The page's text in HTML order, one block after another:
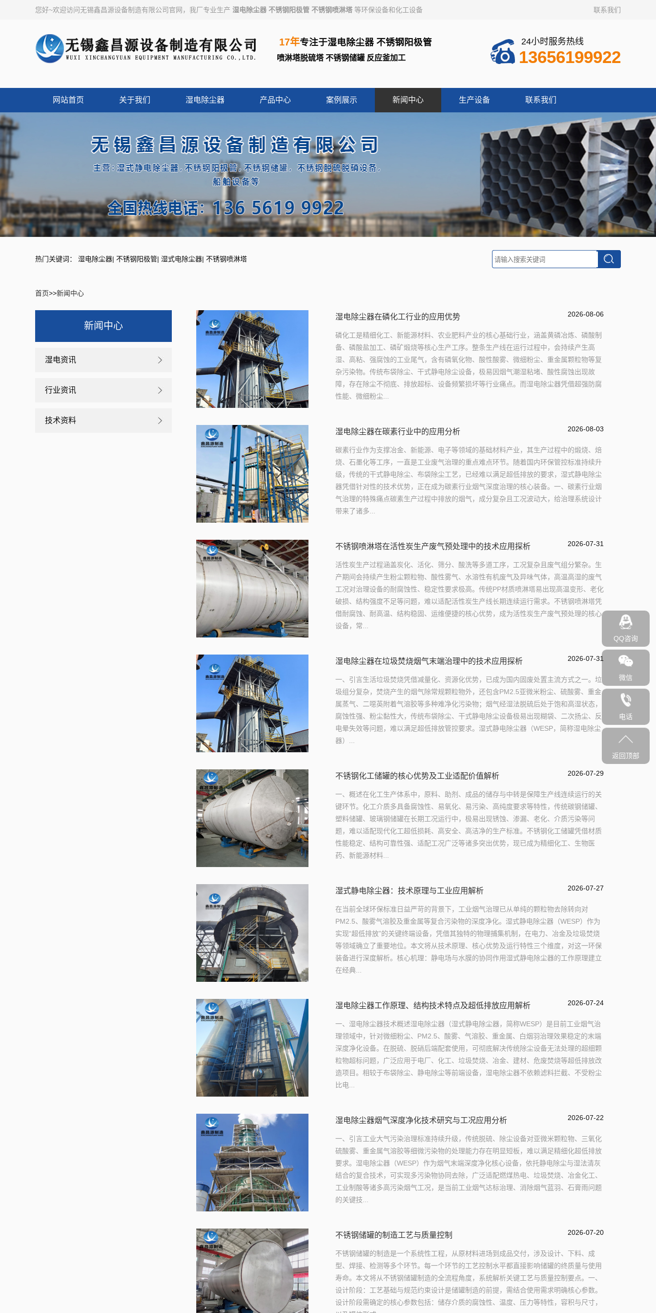
您好~欢迎访问无锡鑫昌源设备制造有限公司官网，我厂专业生产 湿电除尘器 不锈钢阳极管 不锈钢喷淋塔 等环保设备和化工设备 联系我们
17年专注于湿电除尘器 不锈钢阳极管
喷淋塔脱硫塔 不锈钢储罐 反应釜加工
24小时服务热线
13656199922
网站首页 关于我们 湿电除尘器 产品中心 案例展示 新闻中心 生产设备 联系我们
热门关键词： 湿电除尘器| 不锈钢阳极管| 湿式电除尘器| 不锈钢喷淋塔
首页>>新闻中心
新闻中心
湿电资讯
行业资讯
技术资料
湿电除尘器在磷化工行业的应用优势 2026-08-06
磷化工是精细化工、新能源材料、农业肥料产业的核心基础行业，涵盖黄磷冶炼、磷酸制
备、磷酸盐加工、磷矿煅烧等核心生产工序。整条生产线在运行过程中，会持续产生高
湿、高粘、强腐蚀的工业尾气，含有磷氧化物、酸性酸雾、微细粉尘、重金属颗粒物等复
杂污染物。传统布袋除尘、干式静电除尘设备，极易因烟气潮湿粘堵、酸性腐蚀出现故
障，存在除尘不彻底、排放超标、设备频繁损坏等行业痛点。而湿电除尘器凭借超强防腐
性能、微细粉尘...
湿电除尘器在碳素行业中的应用分析 2026-08-03
碳素行业作为支撑冶金、新能源、电子等领域的基础材料产业，其生产过程中的煅烧、焙
烧、石墨化等工序，一直是工业废气治理的重点难点环节。随着国内环保管控标准持续升
级，传统的干式静电除尘、布袋除尘工艺，已经难以满足超低排放的要求，湿式静电除尘
器凭借针对性的技术优势，正在成为碳素行业烟气深度治理的核心装备。一、碳素行业烟
气治理的特殊痛点碳素生产过程中排放的烟气，成分复杂且工况波动大，给治理系统设计
带来了诸多...
不锈钢喷淋塔在活性炭生产废气预处理中的技术应用探析 2026-07-31
活性炭生产过程涵盖炭化、活化、筛分、酸洗等多道工序，工况复杂且废气组分繁杂。生
产期间会持续产生粉尘颗粒物、酸性雾气、水溶性有机废气及异味气体，高温高湿的废气
工况对治理设备的耐腐蚀性、稳定性要求极高。传统PP材质喷淋塔易出现高温变形、老化
破损、结构强度不足等问题，难以适配活性炭生产线长期连续运行需求。不锈钢喷淋塔凭
借耐腐蚀、耐高温、结构稳固、运维便捷的核心优势，成为活性炭生产废气预处理的核心
设备，常...
湿电除尘器在垃圾焚烧烟气末端治理中的技术应用探析 2026-07-31
一、引言生活垃圾焚烧凭借减量化、资源化优势，已成为国内固废处置主流方式之一。垃
圾组分复杂，焚烧产生的烟气除常规颗粒物外，还包含PM2.5亚微米粉尘、硫酸雾、重金
属蒸气、二噁英附着气溶胶等多种难净化污染物；烟气经湿法脱硫后处于饱和高湿状态，
腐蚀性强、粉尘黏性大，传统布袋除尘、干式静电除尘设备极易出现糊袋、二次扬尘、反
电晕失效等问题，难以满足超低排放管控要求。湿式静电除尘器（WESP，简称湿电除尘
器）...
不锈钢化工储罐的核心优势及工业适配价值解析 2026-07-29
一、概述在化工生产体系中，原料、助剂、成品的储存与中转是保障生产线连续运行的关
键环节。化工介质多具备腐蚀性、易氧化、易污染、高纯度要求等特性，传统碳钢储罐、
塑料储罐、玻璃钢储罐在长期工况运行中，极易出现锈蚀、渗漏、老化、介质污染等问
题，难以适配现代化工超低损耗、高安全、高洁净的生产标准。不锈钢化工储罐凭借材质
性能稳定、结构可靠性强、适配工况广泛等诸多突出优势，现已成为精细化工、生物医
药、新能源材料...
湿式静电除尘器：技术原理与工业应用解析 2026-07-27
在当前全球环保标准日益严苛的背景下，工业烟气治理已从单纯的颗粒物去除转向对
PM2.5、酸雾气溶胶及重金属等复合污染物的深度净化。湿式静电除尘器（WESP）作为
实现“超低排放”的关键终端设备，凭借其独特的物理捕集机制，在电力、冶金及垃圾焚烧
等领域确立了重要地位。本文将从技术原理、核心优势及运行特性三个维度，对这一环保
装备进行深度解析。核心机理：静电场与水膜的协同作用湿式静电除尘器的工作原理建立
在经典...
湿电除尘器工作原理、结构技术特点及超低排放应用解析 2026-07-24
一、湿电除尘器技术概述湿电除尘器（湿式静电除尘器，简称WESP）是目前工业烟气治
理领域中，针对微细粉尘、PM2.5、酸雾、气溶胶、重金属、白烟羽治理效果稳定的末端
深度净化设备。在脱硫、脱硝后端配套使用，可彻底解决传统除尘设备无法处理的超细颗
粒物超标问题，广泛应用于电厂、化工、垃圾焚烧、冶金、建材、危废焚烧等超低排放改
造项目。相较于布袋除尘、静电除尘等前端设备，湿电除尘器不依赖滤料拦截、不受粉尘
比电...
湿电除尘器烟气深度净化技术研究与工况应用分析 2026-07-22
一、引言工业大气污染治理标准持续升级，传统脱硫、除尘设备对亚微米颗粒物、三氧化
硫酸雾、重金属气溶胶等细微污染物的处理能力存在明显短板，难以满足精细化超低排放
要求。湿电除尘器（WESP）作为烟气末端深度净化核心设备，依托静电除尘与湿法清灰
结合的复合技术，可实现多污染物协同去除，广泛适配燃煤热电、垃圾焚烧、冶金化工、
工业制酸等诸多高污染烟气工况，是当前工业烟气达标治理、消除烟气蓝羽、石膏雨问题
的关键技...
不锈钢储罐的制造工艺与质量控制 2026-07-20
不锈钢储罐的制造是一个系统性工程，从原材料进场到成品交付，涉及设计、下料、成
型、焊接、检测等多个环节。每一个环节的工艺控制水平都直接影响储罐的终质量与使用
寿命。本文将从不锈钢储罐制造的全流程角度，系统解析关键工艺与质量控制要点。一、
设计阶段：工艺基础与规范约束设计是储罐制造的前提，需结合使用需求明确核心参数。
设计阶段需确定的核心参数包括：储存介质的腐蚀性、温度、压力等特性，容积与尺寸，
QQ咨询
微信
电话
返回顶部